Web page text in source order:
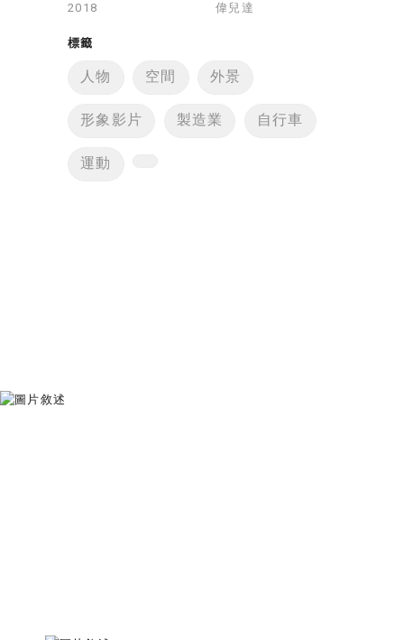
偉兒達
標籤
人物 空間 外景
形象影片 製造業 自行車
運動